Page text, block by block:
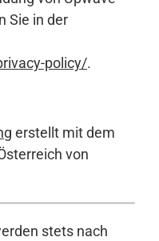
Sie in der
policy/.
erstellt mit dem
von
stets nach